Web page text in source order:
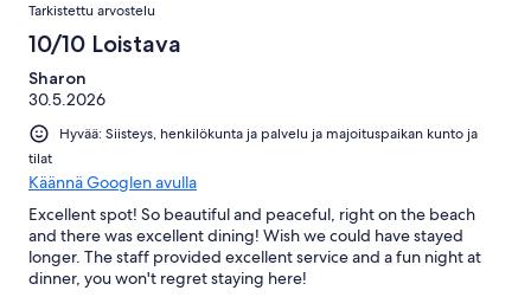
Tarkistettu arvostelu
10/10 Loistava
Sharon
30.5.2026
Hyvää: Siisteys, henkilökunta ja palvelu ja majoituspaikan kunto ja
tilat
Käännä Googlen avulla
Excellent spot! So beautiful and peaceful, right on the beach
and there was excellent dining! Wish we could have stayed
longer. The staff provided excellent service and a fun night at
dinner, you won't regret staying here!